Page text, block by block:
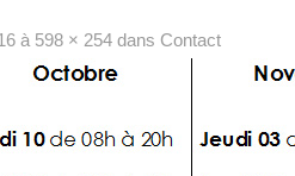
à 598 × 254 dans Contact